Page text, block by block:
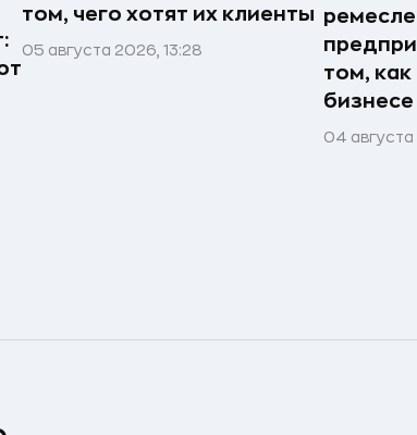
том, чего хотят их клиенты
05 августа 2026, 13:28
том, как
бизнесе
04 августа